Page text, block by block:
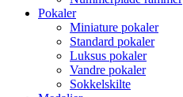
Pokaler
Miniature pokaler
Standard pokaler
Luksus pokaler
Vandre pokaler
Sokkelskilte